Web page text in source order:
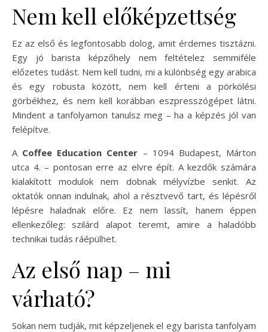
Nem kell előképzettség
Ez az első és legfontosabb dolog, amit érdemes tisztázni.
Egy jó barista képzőhely nem feltételez semmiféle
előzetes tudást. Nem kell tudni, mi a különbség egy arabica
és egy robusta között, nem kell érteni a pörkölési
görbékhez, és nem kell korábban eszpresszógépet látni.
Mindent a tanfolyamon tanulsz meg – ha a képzés jól van
felépítve.
A Coffee Education Center – 1094 Budapest, Márton
utca 4. – pontosan erre az elvre épít. A kezdők számára
kialakított modulok nem dobnak mélyvízbe senkit. Az
oktatók onnan indulnak, ahol a résztvevő tart, és lépésről
lépésre haladnak előre. Ez nem lassít, hanem éppen
ellenkezőleg: szilárd alapot teremt, amire a haladóbb
technikai tudás ráépülhet.
Az első nap – mi
várható?
Sokan nem tudják, mit képzeljenek el egy barista tanfolyam